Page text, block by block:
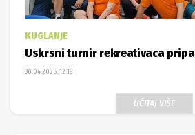
KUGLANJE
Uskrsni turnir rekreativaca
30.04.2025. 12:18
UČITAJ VIŠE